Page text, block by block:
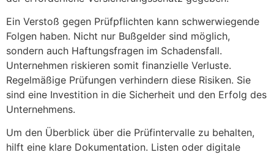
Ein Verstoß gegen Prüfpflichten kann schwerwiegende
Folgen haben. Nicht nur Bußgelder sind möglich,
sondern auch Haftungsfragen im Schadensfall.
Unternehmen riskieren somit finanzielle Verluste.
Regelmäßige Prüfungen verhindern diese Risiken. Sie
sind eine Investition in die Sicherheit und den Erfolg des
Unternehmens.
Um den Überblick über die Prüfintervalle zu behalten,
hilft eine klare Dokumentation. Listen oder digitale